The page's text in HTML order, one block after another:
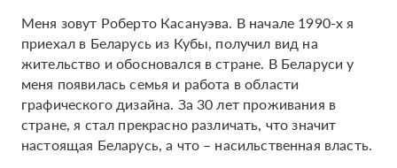
Меня зовут Роберто Касануэва. В начале 1990-х я
приехал в Беларусь из Кубы, получил вид на
жительство и обосновался в стране. В Беларуси у
меня появилась семья и работа в области
графического дизайна. За 30 лет проживания в
стране, я стал прекрасно различать, что значит
настоящая Беларусь, а что – насильственная власть.